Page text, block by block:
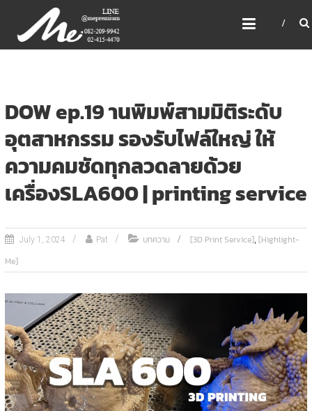
content
ME PREMIUM GIFT MODEL,
LASER, CRYSTAL, TROPHY,
3D PRINT, 3D SCAN
DOW ep.19 านพิมพ์สามมิติระดับ
อุตสาหกรรม รองรับไฟล์ใหญ่ ให้
ความคมชัดทุกลวดลายด้วย
เครื่องSLA600 | printing service
July 1, 2024 Pat บทความ [3D Print Service],[Highlight-
Me]